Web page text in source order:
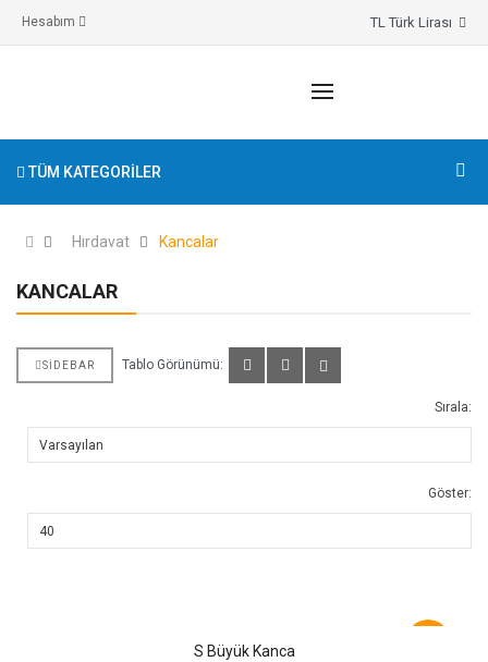
Hesabım
TÜM KATEGORILER
Hırdavat Kancalar
KANCALAR
SIDEBAR Tablo Görünümü:
Sırala:
Göster:
S Büyük Kanca